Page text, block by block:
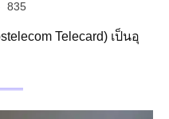
835
Telecard) เป็นอุ